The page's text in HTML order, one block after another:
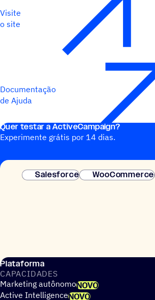
Visite
o site
Documentação
de Ajuda
Quer testar a ActiveCampaign?
Experimente grátis por 14 dias.
Salesforce
WooCommerce
Plataforma
CAPACIDADES
Marketing autônomoNOVO
Active IntelligenceNOVO